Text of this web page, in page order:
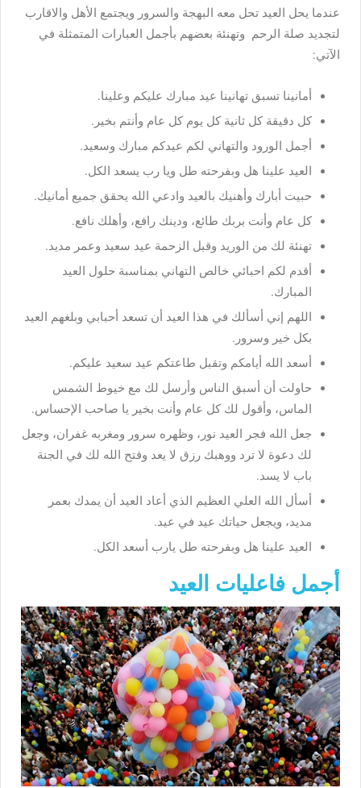
عندما يحل العيد تحل معه البهجة والسرور ويجتمع الأهل والاقارب
لتجديد صلة الرحم وتهنئة بعضهم بأجمل العبارات المتمثلة في
الآتي:
أمانينا تسبق تهانينا عيد مبارك عليكم وعلينا.
كل دقيقة كل ثانية كل يوم كل عام وأنتم بخير.
أجمل الورود والتهاني لكم عيدكم مبارك وسعيد.
العيد علينا هل وبفرحته طل ويا رب يسعد الكل.
حبيت أبارك وأهنيك بالعيد وادعي الله يحقق جميع أمانيك.
كل عام وأنت بربك طائع، ودينك رافع، وأهلك نافع.
تهنئة لك من الوريد وقبل الزحمة عيد سعيد وعمر مديد.
أقدم لكم احبائي خالص التهاني بمناسبة حلول العيد
المبارك.
اللهم إني أسألك في هذا العيد أن تسعد أحبابي وبلغهم العيد
بكل خير وسرور.
أسعد الله أيامكم وتقبل طاعتكم عيد سعيد عليكم.
حاولت أن أسبق الناس وأرسل لك مع خيوط الشمس
الماس، وأقول لك كل عام وأنت بخير يا صاحب الإحساس.
جعل الله فجر العيد نور، وظهره سرور ومغربه غفران، وجعل
لك دعوة لا ترد ووهبك رزق لا يعد وفتح الله لك في الجنة
باب لا يسد.
أسأل الله العلي العظيم الذي أعاد العيد أن يمدك بعمر
مديد، ويجعل حياتك عيد في عيد.
العيد علينا هل وبفرحته طل يارب أسعد الكل.
أجمل فاعليات العيد